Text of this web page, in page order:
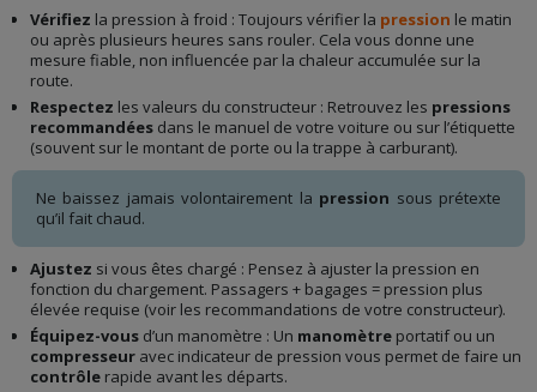
Vérifiez la pression à froid : Toujours vérifier la pression le matin
ou après plusieurs heures sans rouler. Cela vous donne une
mesure fiable, non influencée par la chaleur accumulée sur la
route.
Respectez les valeurs du constructeur : Retrouvez les pressions
recommandées dans le manuel de votre voiture ou sur l’étiquette
(souvent sur le montant de porte ou la trappe à carburant).
Ne baissez jamais volontairement la pression sous prétexte
qu’il fait chaud.
Ajustez si vous êtes chargé : Pensez à ajuster la pression en
fonction du chargement. Passagers + bagages = pression plus
élevée requise (voir les recommandations de votre constructeur).
Équipez-vous d’un manomètre : Un manomètre portatif ou un
compresseur avec indicateur de pression vous permet de faire un
contrôle rapide avant les départs.